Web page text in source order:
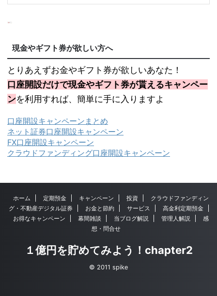
現金やギフト券が欲しい方へ
とりあえずお金やギフト券が欲しいあなた！
口座開設だけで現金やギフト券が貰えるキャンペー
ンを利用すれば、簡単に手に入りますよ
口座開設キャンペーンまとめ
ネット証券口座開設キャンペーン
FX口座開設キャンペーン
クラウドファンディング口座開設キャンペーン
ホーム 定期預金 キャンペーン 投資
クラウドファンディン
グ・不動産デジタル証券
お金と節約 サービス
高金利定期預金
お得なキャンペーン
幕間雑談 当ブログ解説 管理人解説
感
想・問合せ
１億円を貯めてみよう！chapter2
© 2011 spike